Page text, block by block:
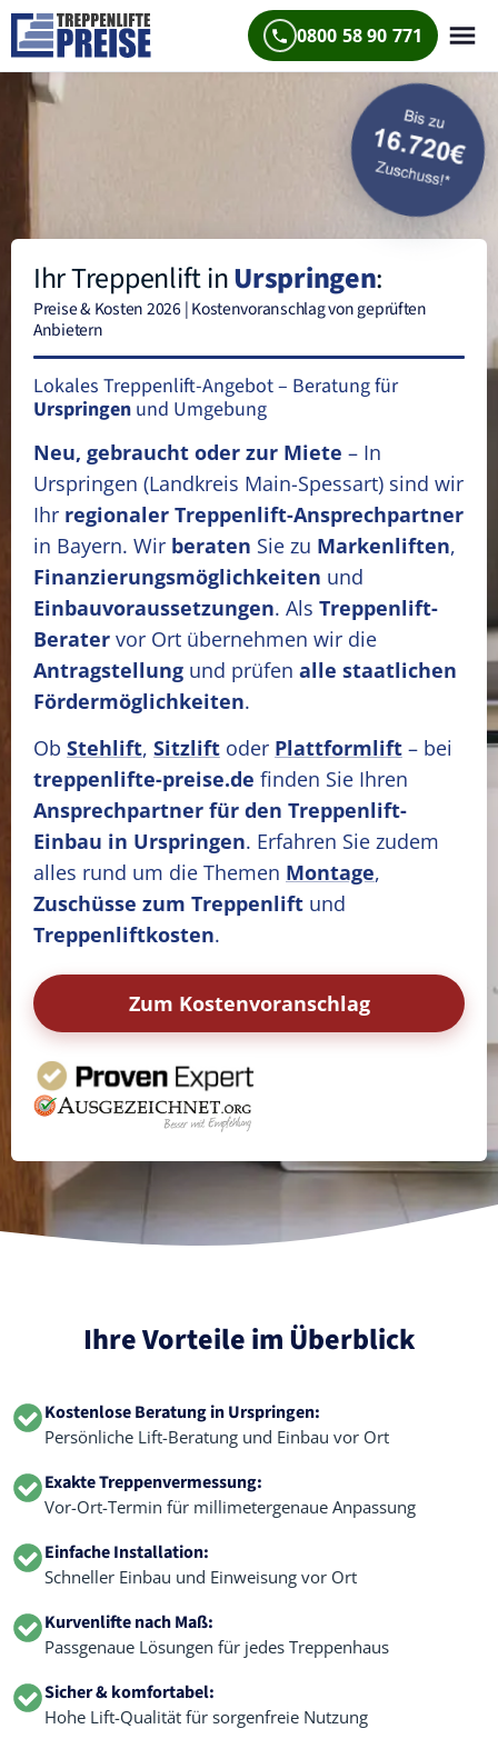
0800 58 90 771
Ihr Treppenlift inUrspringen:
Preise & Kosten 2026 | Kostenvoranschlag von geprüften
Anbietern
Lokales Treppenlift-Angebot – Beratung für
Urspringen und Umgebung
Neu, gebraucht oder zur Miete – In
Urspringen (Landkreis Main-Spessart) sind wir
Ihr regionaler Treppenlift-Ansprechpartner
in Bayern. Wir beraten Sie zu Markenliften,
Finanzierungsmöglichkeiten und
Einbauvoraussetzungen. Als Treppenlift-
Berater vor Ort übernehmen wir die
Antragstellung und prüfen alle staatlichen
Fördermöglichkeiten.
Ob Stehlift, Sitzlift oder Plattformlift – bei
treppenlifte-preise.de finden Sie Ihren
Ansprechpartner für den Treppenlift-
Einbau in Urspringen. Erfahren Sie zudem
alles rund um die Themen Montage,
Zuschüsse zum Treppenlift und
Treppenliftkosten.
Zum Kostenvoranschlag
Ihre Vorteile im Überblick
Kostenlose Beratung in Urspringen:
Persönliche Lift-Beratung und Einbau vor Ort
Exakte Treppenvermessung:
Vor-Ort-Termin für millimetergenaue Anpassung
Einfache Installation:
Schneller Einbau und Einweisung vor Ort
Kurvenlifte nach Maß:
Passgenaue Lösungen für jedes Treppenhaus
Sicher & komfortabel:
Hohe Lift-Qualität für sorgenfreie Nutzung